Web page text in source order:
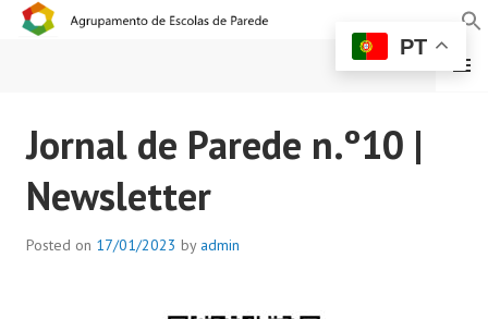
AGRUPAMENTO DE
ESCOLAS DE PAREDE
MENU
Jornal de Parede n.º10 |
Newsletter
Posted on 17/01/2023 by admin
PT